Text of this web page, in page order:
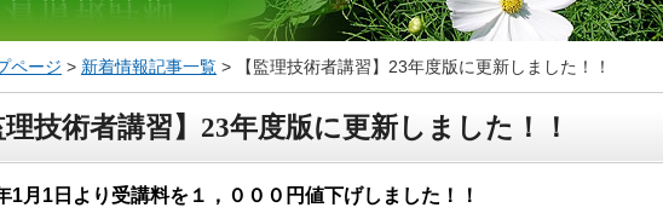
ページ > 新着情報記事一覧 > 【監理技術者講習】23年度版に更新しました！！
理技術者講習】23年度版に更新しました！！
1月1日より受講料を１，０００円値下げしました！！